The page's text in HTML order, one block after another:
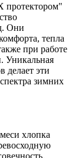
протектором"
Они
тепла
при работе
Уникальная
делает эти
зимних
хлопка